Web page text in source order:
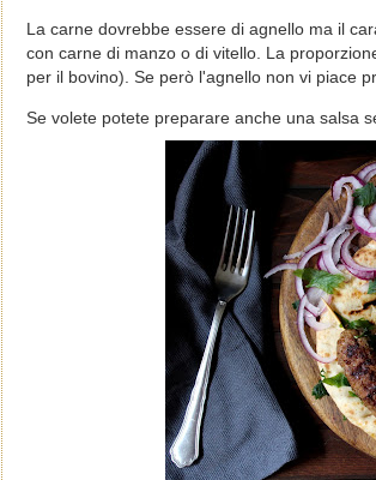
La carne dovrebbe essere di agnello ma il
con carne di manzo o di vitello. La
per il bovino). Se però l'agnello non vi piace
Se volete potete preparare anche una salsa